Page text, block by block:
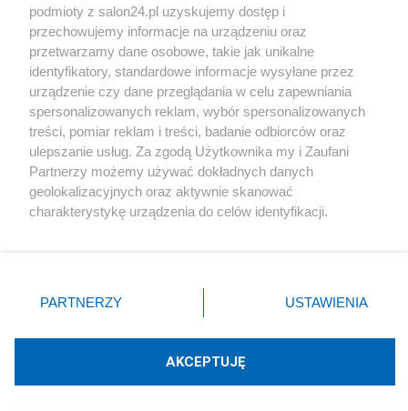
Społeczeństwo
Kultura
X Facebook Instagram Youtube
Technologię dostarcza:W3media.pl
podmioty z salon24.pl uzyskujemy dostęp i
przechowujemy informacje na urządzeniu oraz
przetwarzamy dane osobowe, takie jak unikalne
identyfikatory, standardowe informacje wysyłane przez
urządzenie czy dane przeglądania w celu zapewniania
spersonalizowanych reklam, wybór spersonalizowanych
treści, pomiar reklam i treści, badanie odbiorców oraz
ulepszanie usług. Za zgodą Użytkownika my i Zaufani
Partnerzy możemy używać dokładnych danych
geolokalizacyjnych oraz aktywnie skanować
charakterystykę urządzenia do celów identyfikacji.
zmienić/wycofać klikając przycisk ustawień prywatności
znajdujący się w lewym dolnym rogu strony
rodzaje przetwarzania danych nie wymagają zgody
użytkownika, ale masz prawo sprzeciwić się takiemu
PARTNERZY USTAWIENIA
AKCEPTUJĘ